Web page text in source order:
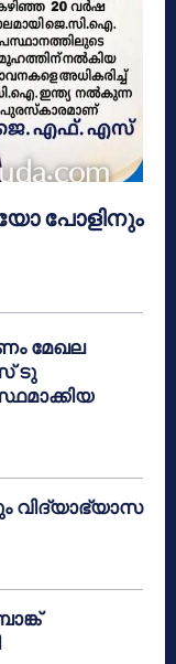
പോളിനും
മേഖല
ടു
വിദ്യാഭ്യാസ